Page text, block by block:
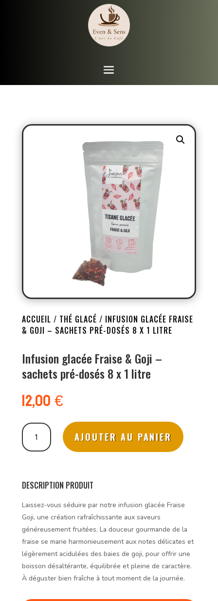
ACCUEIL / THÉ GLACÉ / INFUSION GLACÉE FRAISE
& GOJI – SACHETS PRÉ-DOSÉS 8 X 1 LITRE
Infusion glacée Fraise & Goji –
sachets pré-dosés 8 x 1 litre
12,00€
quantité
de
Infusion
&
-
sachets
pré-
dosés
8
x
litre
AJOUTER AU PANIER
DESCRIPTION PRODUIT
Laissez-vous séduire par notre infusion glacée Fraise
Goji, une création rafraîchissante aux saveurs
généreusement fruitées. La douceur gourmande de la
fraise se marie harmonieusement aux notes délicates et
légèrement acidulées des baies de goji, pour offrir une
boisson désaltérante, équilibrée et pleine de caractère.
À déguster bien fraîche à tout moment de la journée.